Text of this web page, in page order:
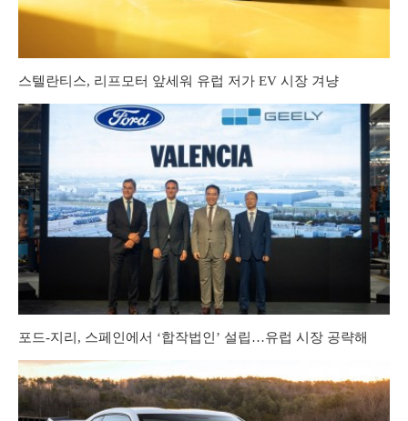
스텔란티스, 리프모터 앞세워 유럽 저가 EV 시장 겨냥
포드-지리, 스페인에서 ‘합작법인’ 설립…유럽 시장 공략해